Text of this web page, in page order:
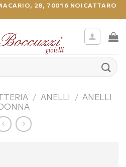
28, 70016 NOICATTARO
/ ANELLI / ANELLI